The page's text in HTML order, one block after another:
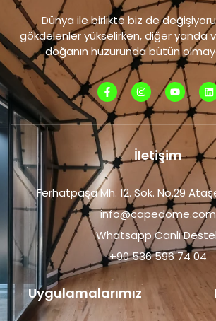
Dünya ile birlikte biz de
gökdelenler yükselirken, diğer yanda
doğanın huzurunda bütün
İletişim
Ferhatpaşa Mh. 12. Sok. No.29
info@capedome.com
Whatsapp Canlı
+90 536 596 74 04
Uygulamalarımız